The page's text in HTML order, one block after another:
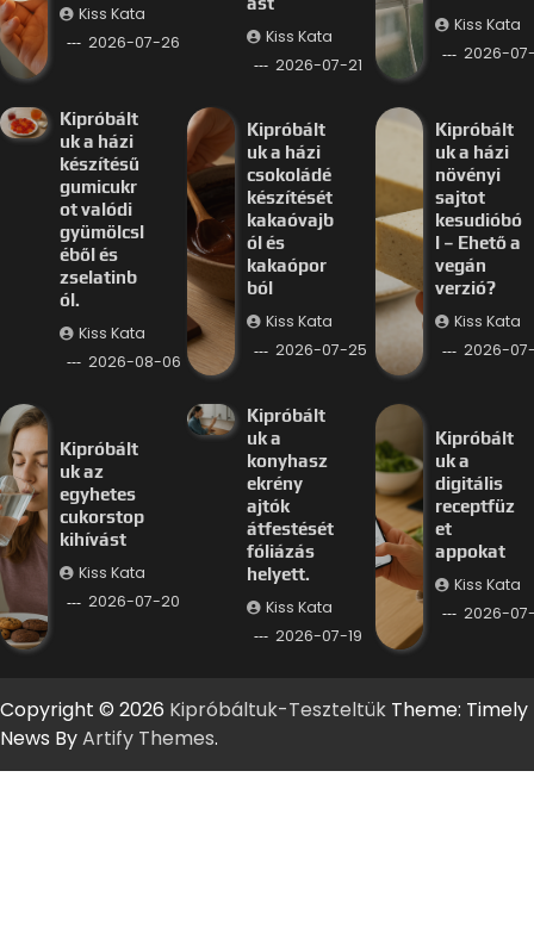
Kiss Kata
2026-07-26
Kiss Kata
2026-07-21
Kiss Kata
2026-
Kipróbált
uk a házi
készítésű
gumicukr
ot valódi
gyümölcsl
éből és
zselatinb
ól.
Kiss Kata
2026-08-06
Kipróbált
uk a házi
csokoládé
készítését
kakaóvajb
ól és
kakaópor
ból
Kiss Kata
2026-07-25
Kipróbált
uk a házi
növényi
sajtot
kesudióbó
l – Ehető a
vegán
verzió?
Kiss Kata
2026-
Kipróbált
uk az
egyhetes
cukorstop
kihívást
Kiss Kata
2026-07-20
Kipróbált
uk a
konyhasz
ekrény
ajtók
átfestését
fóliázás
helyett.
Kiss Kata
2026-07-19
Kipróbált
uk a
digitális
receptfüz
et
appokat
Kiss Kata
2026-
Copyright © 2026 Kipróbáltuk-Teszteltük Theme: Timely
News ByArtify Themes.